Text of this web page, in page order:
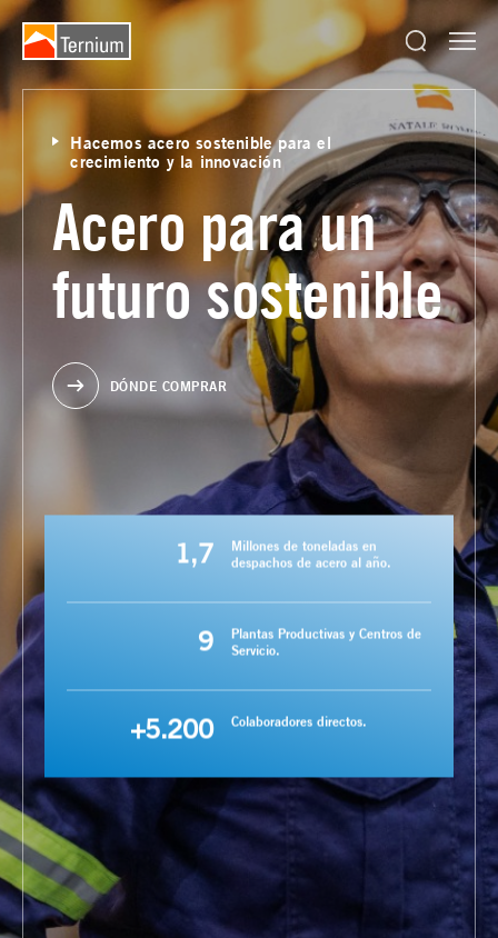
Hacemos acero sostenible para el
crecimiento y la innovación
Acero para un
futuro sostenible
DÓNDE COMPRAR
1,7
Millones de toneladas en
despachos de acero al año.
9
Plantas Productivas y Centros de
Servicio.
+5.200 Colaboradores directos.